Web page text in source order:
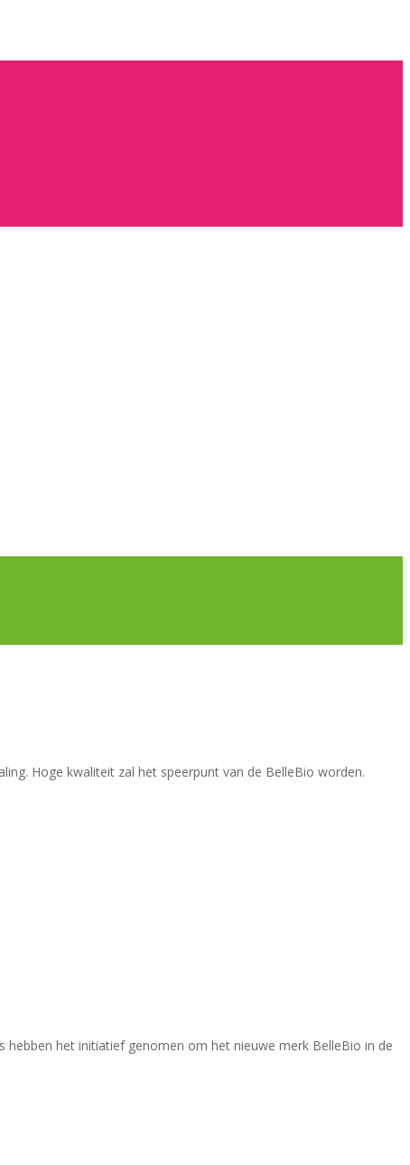
Hoge kwaliteit zal het speerpunt van de BelleBio worden.
het initiatief genomen om het nieuwe merk BelleBio in de